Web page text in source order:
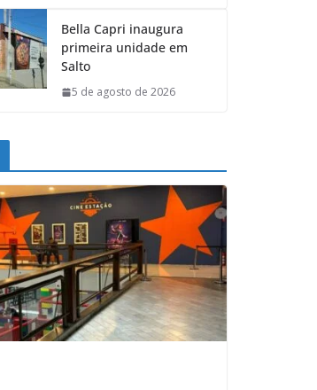
Bella Capri inaugura
primeira unidade em
Salto
5 de agosto de 2026